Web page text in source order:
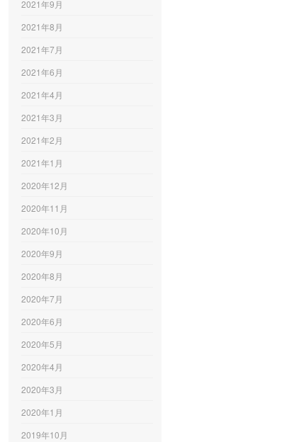
2021年9月
2021年8月
2021年7月
2021年6月
2021年4月
2021年3月
2021年2月
2021年1月
2020年12月
2020年11月
2020年10月
2020年9月
2020年8月
2020年7月
2020年6月
2020年5月
2020年4月
2020年3月
2020年1月
2019年10月